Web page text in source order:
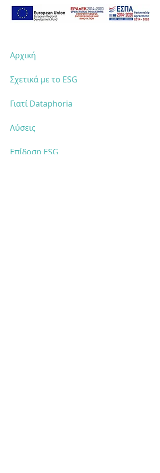
Sustainable
Investing
Αρχική
Σχετικά με το ESG
Γιατί Dataphoria
Λύσεις
Επίδοση ESG